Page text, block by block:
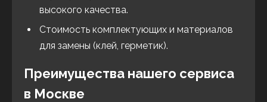
высокого качества.
Стоимость комплектующих и материалов
для замены (клей, герметик).
Преимущества нашего сервиса
в Москве